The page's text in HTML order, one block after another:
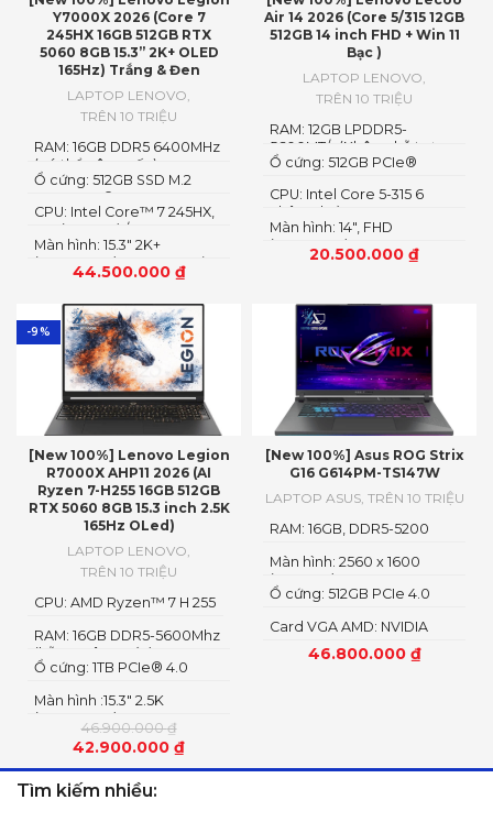
Y7000X 2026 (Core 7
245HX 16GB 512GB RTX
5060 8GB 15.3” 2K+ OLED
165Hz) Trắng & Đen
LAPTOP LENOVO,
TRÊN 10 TRIỆU
44.500.000 ₫
Màn hình: 15.3″ 2K+
(2560×1600) OLED 1100nits
(peak) / 500nits (typical)
G-SYNC®, DisplayHDR™
True Black 1000
CPU: Intel Core™ 7 245HX,
14C (6P + 8E) / 14T
Ổ cứng: 512GB SSD M.2
2242 PCIe® 4.0×4 NVMe
RAM: 16GB DDR5 6400MHz
(có thể nâng cấp)
Air 14 2026 (Core 5/315 12GB
512GB 14 inch FHD + Win 11
Bạc )
LAPTOP LENOVO,
TRÊN 10 TRIỆU
20.500.000 ₫
Màn hình: 14″, FHD
(1920x1200) IPS, 16:10
CPU: Intel Core 5-315 6
nhân 6 luồng
Ổ cứng: 512GB PCIe®
RAM: 12GB LPDDR5-
5600MT/s (Không hỗ trợ
nâng cấp)
-9%
[New 100%] Lenovo Legion
R7000X AHP11 2026 (AI
Ryzen 7-H255 16GB 512GB
RTX 5060 8GB 15.3 inch 2.5K
165Hz OLed)
LAPTOP LENOVO
TRÊN 10 TRIỆU
46.900.000₫
42.900.000 ₫
Màn hình :15.3" 2.5K
(2560x1600) OLED
Ổ cứng: 1TB PCIe® 4.0
RAM: 16GB DDR5-5600Mhz
(hỗ trợ nâng cấp)
CPU: AMD Ryzen™ 7 H 255
[New 100%] Asus ROG Strix
G16 G614PM-TS147W
LAPTOP ASUS, TRÊN 10 TRIỆU
46.800.000 ₫
Card VGA AMD: NVIDIA
GeForce RTX 5060 8GB
GDDR7 AMD Radeon
Ổ cứng: 512GB PCIe 4.0
Màn hình: 2560 x 1600
(WQXGA)
RAM: 16GB, DDR5-5200
Tìm kiếm nhiều: